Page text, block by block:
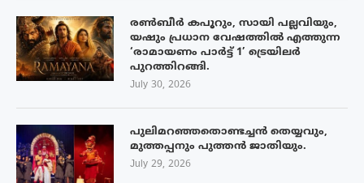
രൺബീർ കപൂറും, സായി പല്ലവിയും,
യഷും പ്രധാന വേഷത്തിൽ എത്തുന്ന
‘രാമായണം പാർട്ട് 1’ ട്രെയിലർ
പുറത്തിറങ്ങി.
July 30, 2026
പുലിമറഞ്ഞതൊണ്ടച്ചൻ തെയ്യവും,
മുത്തപ്പനും പുത്തൻ ജാതിയും.
July 29, 2026